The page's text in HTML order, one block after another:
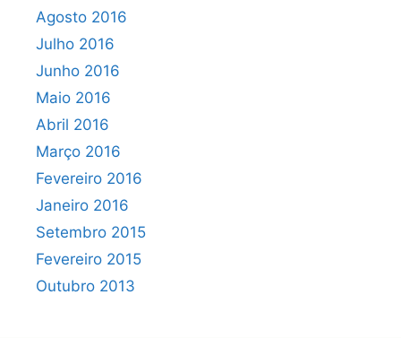
Agosto 2016
Julho 2016
Junho 2016
Maio 2016
Abril 2016
Março 2016
Fevereiro 2016
Janeiro 2016
Setembro 2015
Fevereiro 2015
Outubro 2013